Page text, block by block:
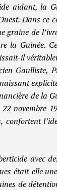
aidant, la
Dans ce
graine de
la Guinée.
il
Gaulliste,
de la
novembre
avec
était-elle
de